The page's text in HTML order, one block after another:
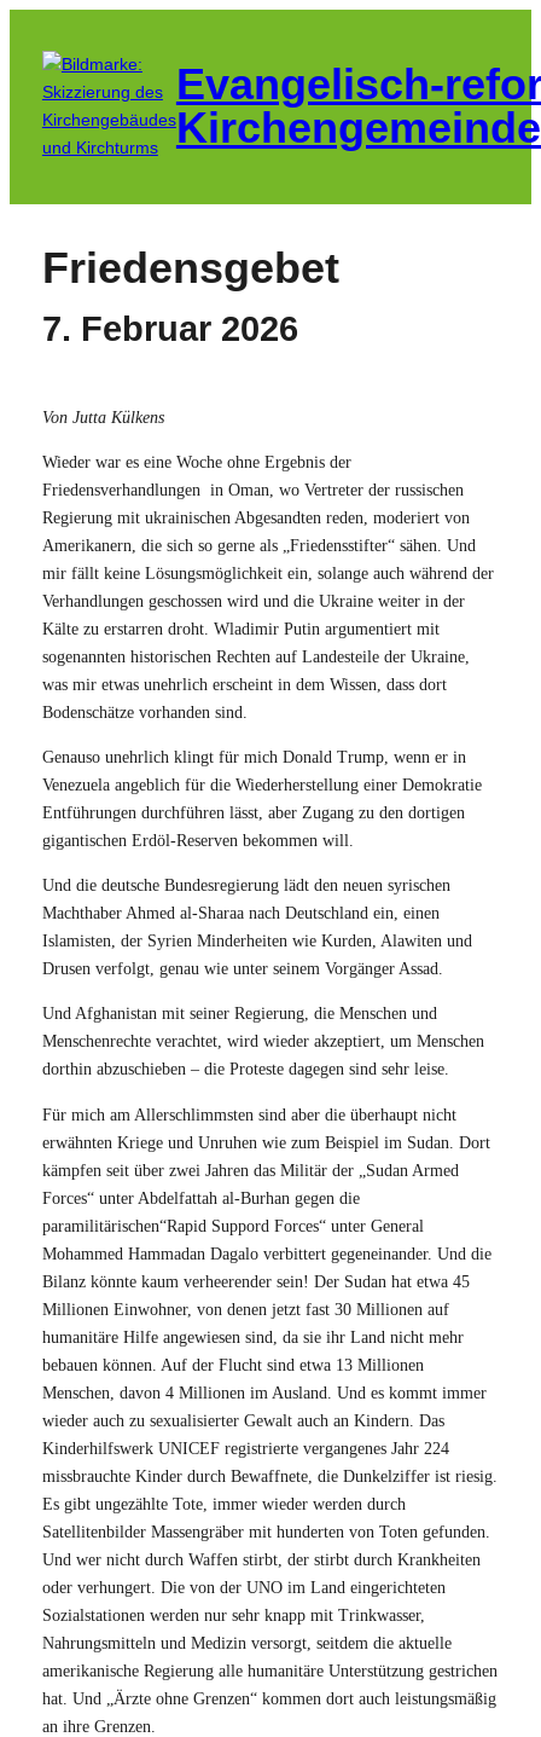
Inhalt
springen
Evangelisch-
Friedensgebet
7. Februar 2026
Von Jutta Külkens
Wieder war es eine Woche ohne Ergebnis der
Friedensverhandlungen in Oman, wo Vertreter der russischen
Regierung mit ukrainischen Abgesandten reden, moderiert von
Amerikanern, die sich so gerne als „Friedensstifter“ sähen. Und
mir fällt keine Lösungsmöglichkeit ein, solange auch während der
Verhandlungen geschossen wird und die Ukraine weiter in der
Kälte zu erstarren droht. Wladimir Putin argumentiert mit
sogenannten historischen Rechten auf Landesteile der Ukraine,
was mir etwas unehrlich erscheint in dem Wissen, dass dort
Bodenschätze vorhanden sind.
Genauso unehrlich klingt für mich Donald Trump, wenn er in
Venezuela angeblich für die Wiederherstellung einer Demokratie
Entführungen durchführen lässt, aber Zugang zu den dortigen
gigantischen Erdöl-Reserven bekommen will.
Und die deutsche Bundesregierung lädt den neuen syrischen
Machthaber Ahmed al-Sharaa nach Deutschland ein, einen
Islamisten, der Syrien Minderheiten wie Kurden, Alawiten und
Drusen verfolgt, genau wie unter seinem Vorgänger Assad.
Und Afghanistan mit seiner Regierung, die Menschen und
Menschenrechte verachtet, wird wieder akzeptiert, um Menschen
dorthin abzuschieben – die Proteste dagegen sind sehr leise.
Für mich am Allerschlimmsten sind aber die überhaupt nicht
erwähnten Kriege und Unruhen wie zum Beispiel im Sudan. Dort
kämpfen seit über zwei Jahren das Militär der „Sudan Armed
Forces“ unter Abdelfattah al-Burhan gegen die
paramilitärischen“Rapid Suppord Forces“ unter General
Mohammed Hammadan Dagalo verbittert gegeneinander. Und die
Bilanz könnte kaum verheerender sein! Der Sudan hat etwa 45
Millionen Einwohner, von denen jetzt fast 30 Millionen auf
humanitäre Hilfe angewiesen sind, da sie ihr Land nicht mehr
bebauen können. Auf der Flucht sind etwa 13 Millionen
Menschen, davon 4 Millionen im Ausland. Und es kommt immer
wieder auch zu sexualisierter Gewalt auch an Kindern. Das
Kinderhilfswerk UNICEF registrierte vergangenes Jahr 224
missbrauchte Kinder durch Bewaffnete, die Dunkelziffer ist riesig.
Es gibt ungezählte Tote, immer wieder werden durch
Satellitenbilder Massengräber mit hunderten von Toten gefunden.
Und wer nicht durch Waffen stirbt, der stirbt durch Krankheiten
oder verhungert. Die von der UNO im Land eingerichteten
Sozialstationen werden nur sehr knapp mit Trinkwasser,
Nahrungsmitteln und Medizin versorgt, seitdem die aktuelle
amerikanische Regierung alle humanitäre Unterstützung gestrichen
hat. Und „Ärzte ohne Grenzen“ kommen dort auch leistungsmäßig
an ihre Grenzen.